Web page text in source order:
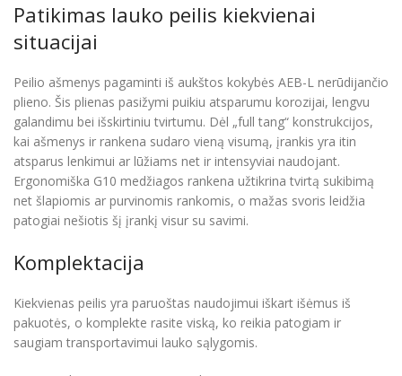
Patikimas lauko peilis kiekvienai
situacijai
Peilio ašmenys pagaminti iš aukštos kokybės AEB-L nerūdijančio
plieno. Šis plienas pasižymi puikiu atsparumu korozijai, lengvu
galandimu bei išskirtiniu tvirtumu. Dėl „full tang“ konstrukcijos,
kai ašmenys ir rankena sudaro vieną visumą, įrankis yra itin
atsparus lenkimui ar lūžiams net ir intensyviai naudojant.
Ergonomiška G10 medžiagos rankena užtikrina tvirtą sukibimą
net šlapiomis ar purvinomis rankomis, o mažas svoris leidžia
patogiai nešiotis šį įrankį visur su savimi.
Komplektacija
Kiekvienas peilis yra paruoštas naudojimui iškart išėmus iš
pakuotės, o komplekte rasite viską, ko reikia patogiam ir
saugiam transportavimui lauko sąlygomis.